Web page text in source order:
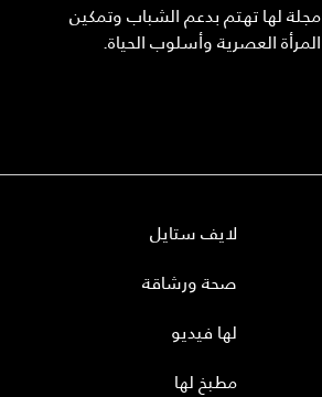
مجلة لها تهتم بدعم الشباب وتمكين
المرأة العصرية وأسلوب الحياة.
لايف ستايل
صحة ورشاقة
لها فيديو
مطبخ لها